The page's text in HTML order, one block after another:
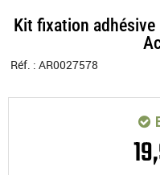
Kit fixation
Réf. : AR0027578
19,